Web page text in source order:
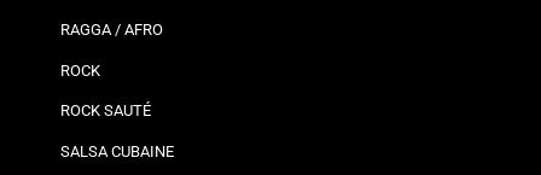
RAGGA / AFRO
ROCK
ROCK SAUTÉ
SALSA CUBAINE